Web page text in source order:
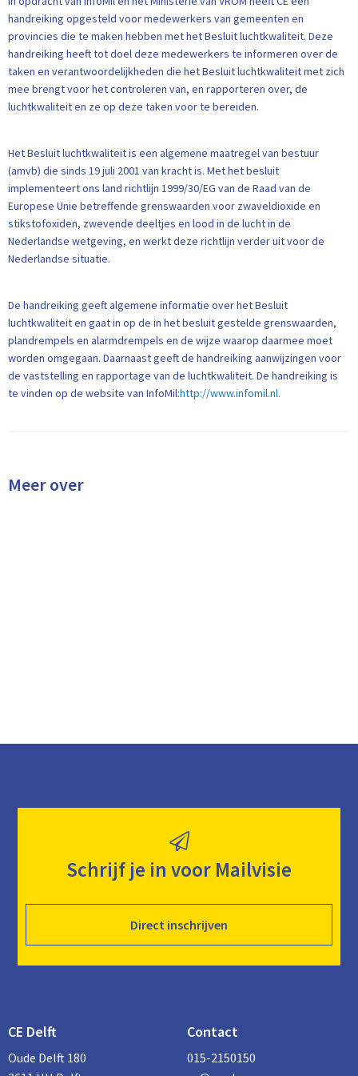
handreiking opgesteld voor medewerkers van gemeenten en
provincies die te maken hebben met het Besluit luchtkwaliteit. Deze
handreiking heeft tot doel deze medewerkers te informeren over de
taken en verantwoordelijkheden die het Besluit luchtkwaliteit met zich
mee brengt voor het controleren van, en rapporteren over, de
luchtkwaliteit en ze op deze taken voor te bereiden.
Het Besluit luchtkwaliteit is een algemene maatregel van bestuur
(amvb) die sinds 19 juli 2001 van kracht is. Met het besluit
implementeert ons land richtlijn 1999/30/EG van de Raad van de
Europese Unie betreffende grenswaarden voor zwaveldioxide en
stikstofoxiden, zwevende deeltjes en lood in de lucht in de
Nederlandse wetgeving, en werkt deze richtlijn verder uit voor de
Nederlandse situatie.
De handreiking geeft algemene informatie over het Besluit
luchtkwaliteit en gaat in op de in het besluit gestelde grenswaarden,
plandrempels en alarmdrempels en de wijze waarop daarmee moet
worden omgegaan. Daarnaast geeft de handreiking aanwijzingen voor
de vaststelling en rapportage van de luchtkwaliteit. De handreiking is
te vinden op de website van InfoMil:http://www.infomil.nl.
Meer over
Schrijf je in voor Mailvisie
Direct inschrijven
CE Delft
Oude Delft 180
Contact
015-2150150